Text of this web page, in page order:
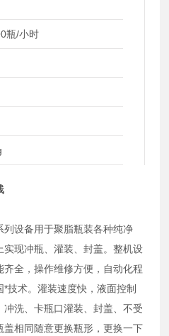
瓶/小时
设备用于聚脂瓶装各种纯净
现冲瓶、灌装、封盖。整机设
全，操作维修方便，自动化程
技术。灌装速度快，液面控制
洗、卡瓶口灌装、封盖、不受
相同随意更换瓶形，更换一下